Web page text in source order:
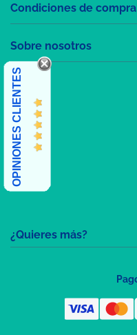
¿Quieres más?
Condiciones de compra
Sobre nosotros
OPINIONES CLIENTES